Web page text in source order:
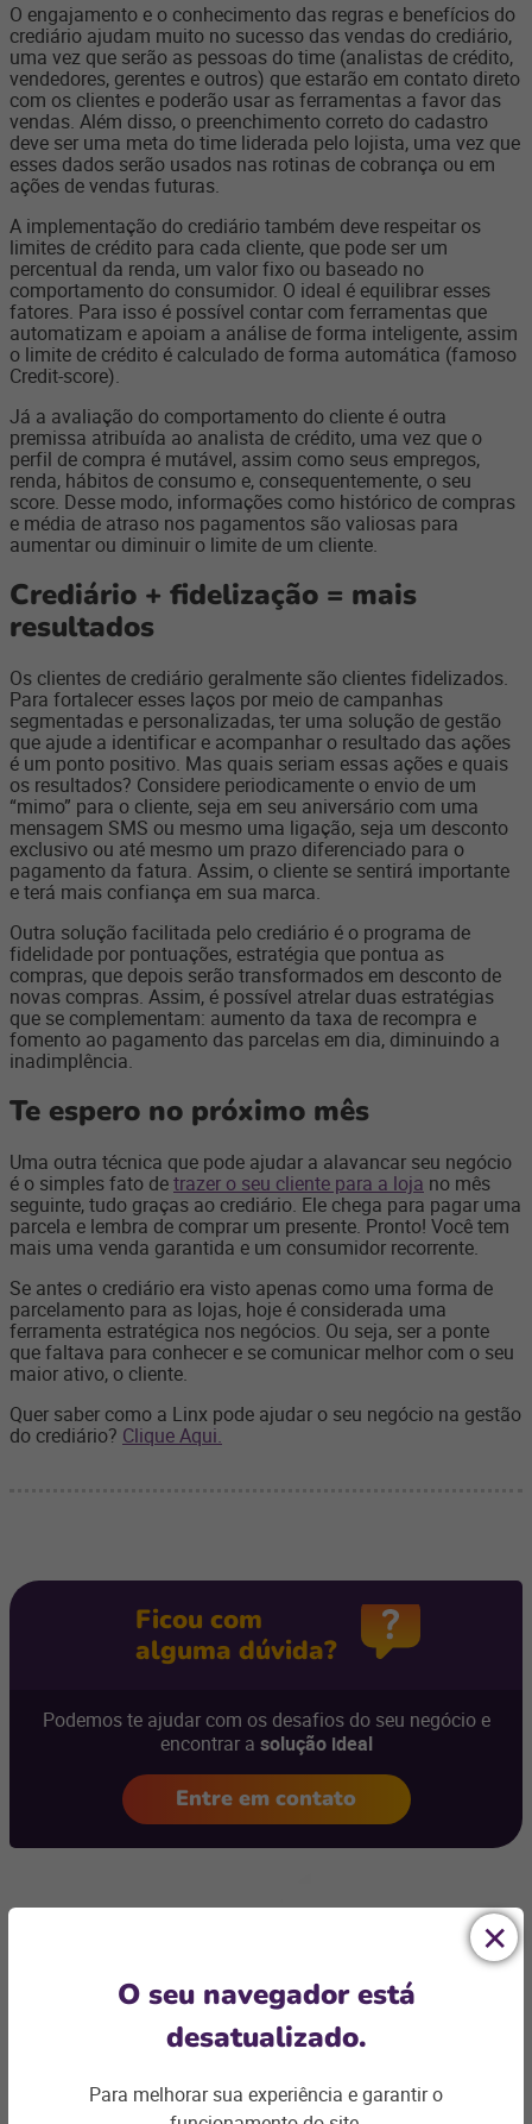
O engajamento e o conhecimento das regras e benefícios do
crediário ajudam muito no sucesso das vendas do crediário,
uma vez que serão as pessoas do time (analistas de crédito,
vendedores, gerentes e outros) que estarão em contato direto
com os clientes e poderão usar as ferramentas a favor das
vendas. Além disso, o preenchimento correto do cadastro
deve ser uma meta do time liderada pelo lojista, uma vez que
esses dados serão usados nas rotinas de cobrança ou em
ações de vendas futuras.
A implementação do crediário também deve respeitar os
limites de crédito para cada cliente, que pode ser um
percentual da renda, um valor fixo ou baseado no
comportamento do consumidor. O ideal é equilibrar esses
fatores. Para isso é possível contar com ferramentas que
automatizam e apoiam a análise de forma inteligente, assim
o limite de crédito é calculado de forma automática (famoso
Credit-score).
Já a avaliação do comportamento do cliente é outra
premissa atribuída ao analista de crédito, uma vez que o
perfil de compra é mutável, assim como seus empregos,
renda, hábitos de consumo e, consequentemente, o seu
score. Desse modo, informações como histórico de compras
e média de atraso nos pagamentos são valiosas para
aumentar ou diminuir o limite de um cliente.
Crediário + fidelização = mais
resultados
Os clientes de crediário geralmente são clientes fidelizados.
Para fortalecer esses laços por meio de campanhas
segmentadas e personalizadas, ter uma solução de gestão
que ajude a identificar e acompanhar o resultado das ações
é um ponto positivo. Mas quais seriam essas ações e quais
os resultados? Considere periodicamente o envio de um
“mimo” para o cliente, seja em seu aniversário com uma
mensagem SMS ou mesmo uma ligação, seja um desconto
exclusivo ou até mesmo um prazo diferenciado para o
pagamento da fatura. Assim, o cliente se sentirá importante
e terá mais confiança em sua marca.
Outra solução facilitada pelo crediário é o programa de
fidelidade por pontuações, estratégia que pontua as
compras, que depois serão transformados em desconto de
novas compras. Assim, é possível atrelar duas estratégias
que se complementam: aumento da taxa de recompra e
fomento ao pagamento das parcelas em dia, diminuindo a
inadimplência.
Te espero no próximo mês
Uma outra técnica que pode ajudar a alavancar seu negócio
é o simples fato detrazer o seu cliente para a loja no mês
seguinte, tudo graças ao crediário. Ele chega para pagar uma
parcela e lembra de comprar um presente. Pronto! Você tem
mais uma venda garantida e um consumidor recorrente.
Se antes o crediário era visto apenas como uma forma de
parcelamento para as lojas, hoje é considerada uma
ferramenta estratégica nos negócios. Ou seja, ser a ponte
que faltava para conhecer e se comunicar melhor com o seu
maior ativo, o cliente.
Quer saber como a Linx pode ajudar o seu negócio na gestão
do crediário? Clique Aqui.
Ficou com
alguma dúvida?
Podemos te ajudar com os desafios do seu negócio e
encontrar a solução ideal
Entre em contato
Artigos relacionados
O seu navegador está
desatualizado.
Para melhorar sua experiência e garantir o